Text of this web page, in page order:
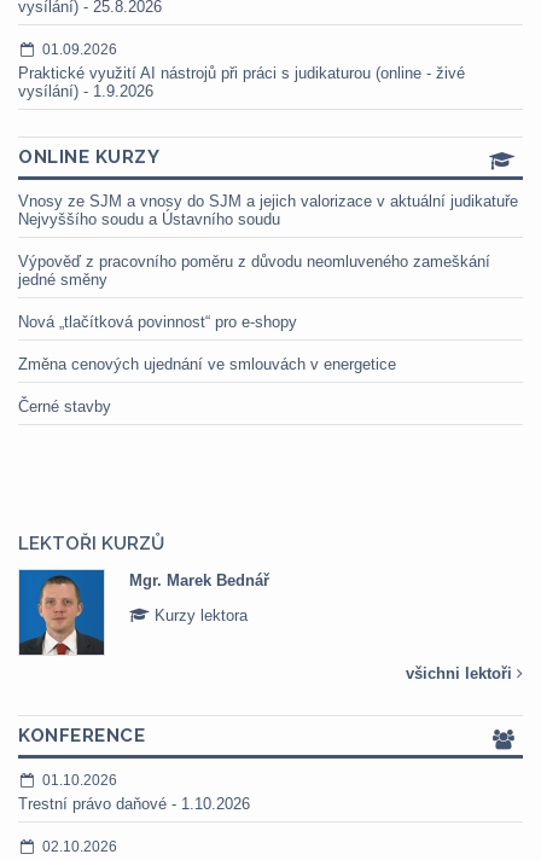
vysílání) - 25.8.2026
01.09.2026
Praktické využití AI nástrojů při práci s judikaturou (online - živé
vysílání) - 1.9.2026
ONLINE KURZY
Vnosy ze SJM a vnosy do SJM a jejich valorizace v aktuální judikatuře
Nejvyššího soudu a Ústavního soudu
Výpověď z pracovního poměru z důvodu neomluveného zameškání
jedné směny
Nová „tlačítková povinnost“ pro e-shopy
Změna cenových ujednání ve smlouvách v energetice
Černé stavby
LEKTOŘI KURZŮ
Mgr. Marek Bednář
Kurzy lektora
všichni lektoři
KONFERENCE
01.10.2026
Trestní právo daňové - 1.10.2026
02.10.2026